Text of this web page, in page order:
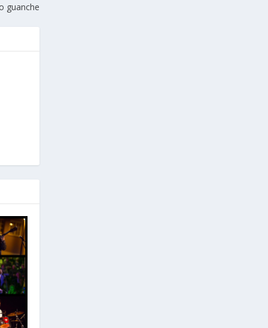
guanche